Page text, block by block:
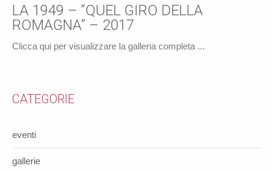
LA 1949 – “QUEL GIRO DELLA
ROMAGNA” – 2017
Clicca qui per visualizzare la galleria completa ...
CATEGORIE
eventi
gallerie